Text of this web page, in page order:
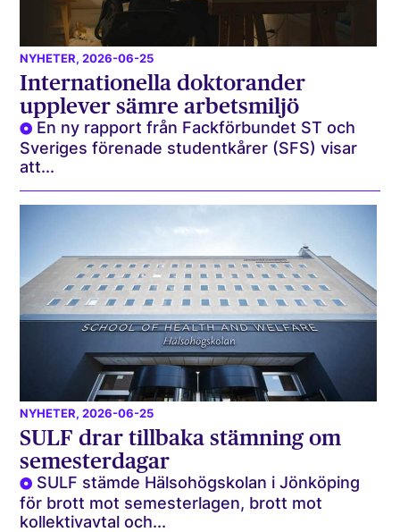
NYHETER, 2026-06-25
Internationella doktorander
upplever sämre arbetsmiljö
En ny rapport från Fackförbundet ST och
Sveriges förenade studentkårer (SFS) visar
att...
NYHETER, 2026-06-25
SULF drar tillbaka stämning om
semesterdagar
SULF stämde Hälsohögskolan i Jönköping
för brott mot semesterlagen, brott mot
kollektivavtal och...